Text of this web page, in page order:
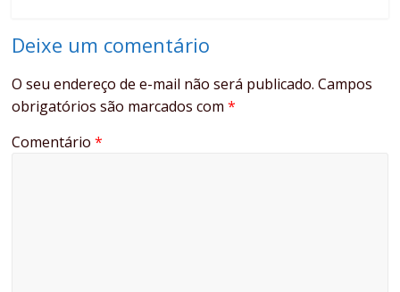
Deixe um comentário
O seu endereço de e-mail não será publicado. Campos
obrigatórios são marcados com*
Comentário*